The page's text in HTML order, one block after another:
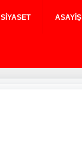
SIYASET ASAYIŞ